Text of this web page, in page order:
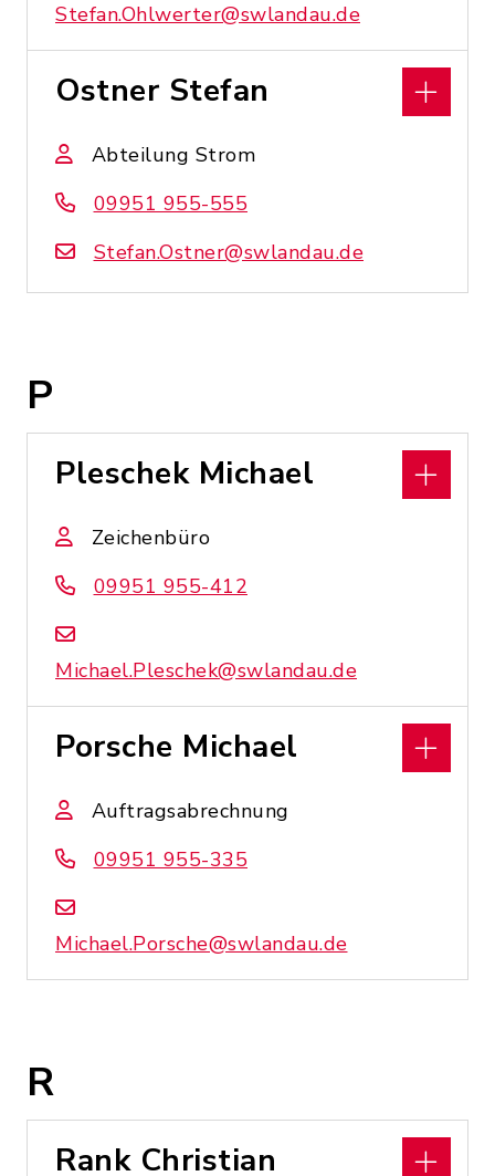
Stefan.Ohlwerter@swlandau.de
Ostner Stefan
Abteilung Strom
09951 955-555
Stefan.Ostner@swlandau.de
P
Pleschek Michael
Zeichenbüro
09951 955-412
Michael.Pleschek@swlandau.de
Porsche Michael
Auftragsabrechnung
09951 955-335
Michael.Porsche@swlandau.de
R
Rank Christian